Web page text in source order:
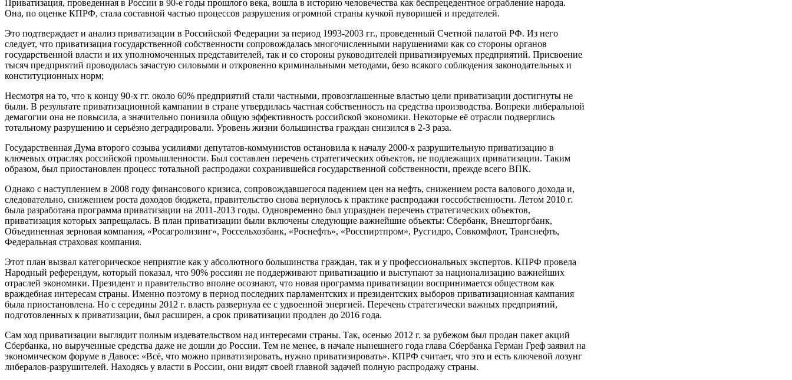
Приватизация, проведенная в России в 90-е годы прошлого века, вошла в историю человечества как беспрецедентное ограбление народа.
Она, по оценке КПРФ, стала составной частью процессов разрушения огромной страны кучкой нуворишей и предателей.
Это подтверждает и анализ приватизации в Российской Федерации за период 1993-2003 гг., проведенный Счетной палатой РФ. Из него
следует, что приватизация государственной собственности сопровождалась многочисленными нарушениями как со стороны органов
государственной власти и их уполномоченных представителей, так и со стороны руководителей приватизируемых предприятий. Присвоение
тысяч предприятий проводилась зачастую силовыми и откровенно криминальными методами, безо всякого соблюдения законодательных и
конституционных норм;
Несмотря на то, что к концу 90-х гг. около 60% предприятий стали частными, провозглашенные властью цели приватизации достигнуты не
были. В результате приватизационной кампании в стране утвердилась частная собственность на средства производства. Вопреки либеральной
демагогии она не повысила, а значительно понизила общую эффективность российской экономики. Некоторые её отрасли подверглись
тотальному разрушению и серьёзно деградировали. Уровень жизни большинства граждан снизился в 2-3 раза.
Государственная Дума второго созыва усилиями депутатов-коммунистов остановила к началу 2000-х разрушительную приватизацию в
ключевых отраслях российской промышленности. Был составлен перечень стратегических объектов, не подлежащих приватизации. Таким
образом, был приостановлен процесс тотальной распродажи сохранившейся государственной собственности, прежде всего ВПК.
Однако с наступлением в 2008 году финансового кризиса, сопровождавшегося падением цен на нефть, снижением роста валового дохода и,
следовательно, снижением роста доходов бюджета, правительство снова вернулось к практике распродажи госсобственности. Летом 2010 г.
была разработана программа приватизации на 2011-2013 годы. Одновременно был упразднен перечень стратегических объектов,
приватизация которых запрещалась. В план приватизации были включены следующие важнейшие объекты: Сбербанк, Внешторгбанк,
Объединенная зерновая компания, «Росагролизинг», Россельхозбанк, «Роснефть», «Росспиртпром», Русгидро, Совкомфлот, Транснефть,
Федеральная страховая компания.
Этот план вызвал категорическое неприятие как у абсолютного большинства граждан, так и у профессиональных экспертов. КПРФ провела
Народный референдум, который показал, что 90% россиян не поддерживают приватизацию и выступают за национализацию важнейших
отраслей экономики. Президент и правительство вполне осознают, что новая программа приватизации воспринимается обществом как
враждебная интересам страны. Именно поэтому в период последних парламентских и президентских выборов приватизационная кампания
была приостановлена. Но с середины 2012 г. власть развернула ее с удвоенной энергией. Перечень стратегически важных предприятий,
подготовленных к приватизации, был расширен, а срок приватизации продлен до 2016 года.
Сам ход приватизации выглядит полным издевательством над интересами страны. Так, осенью 2012 г. за рубежом был продан пакет акций
Сбербанка, но вырученные средства даже не дошли до России. Тем не менее, в начале нынешнего года глава Сбербанка Герман Греф заявил на
экономическом форуме в Давосе: «Всё, что можно приватизировать, нужно приватизировать». КПРФ считает, что это и есть ключевой лозунг
либералов-разрушителей. Находясь у власти в России, они видят своей главной задачей полную распродажу страны.